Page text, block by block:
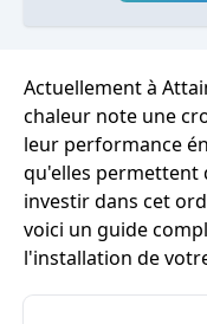
Actuellement à
chaleur note une
leur performance
qu'elles permettent
investir dans cet
voici un guide
l'installation de